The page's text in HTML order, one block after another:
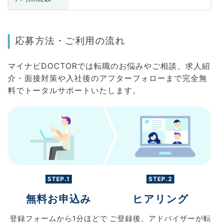
応募方法・ご利用の流れ
マイナビDOCTORでは転職のお悩みやご相談、求人紹
介・面接対策や入社後のアフターフォローまで完全無
料でトータルサポートいたします。
STEP.1
無料お申込み
登録フォームから 1分ほどで
STEP.2
ヒアリング
ご登録後、 アドバイザーが転